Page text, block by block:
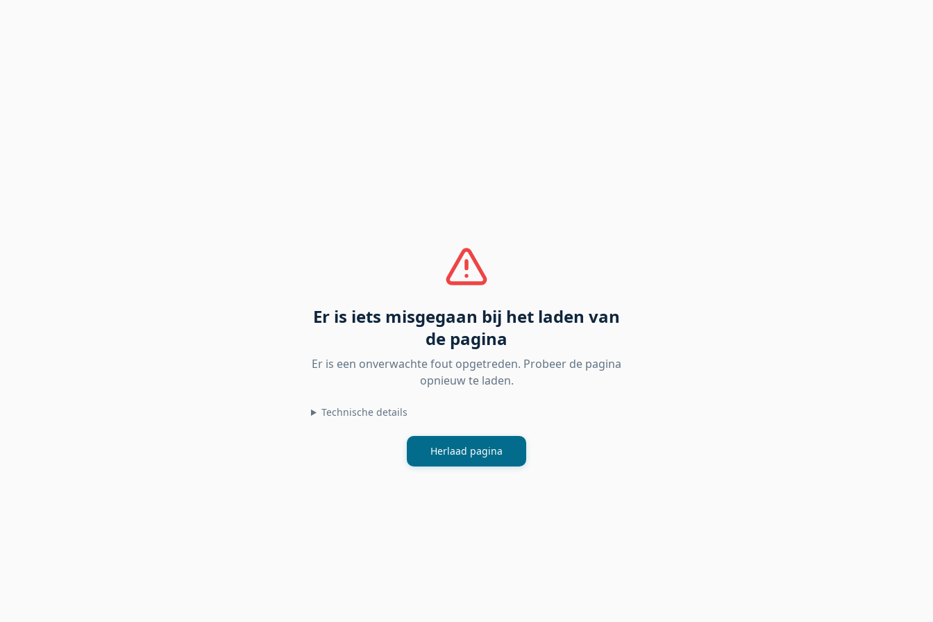
Er is iets misgegaan bij het laden van
de pagina
Er is een onverwachte fout opgetreden. Probeer de pagina
opnieuw te laden.
Technische details
Herlaad pagina